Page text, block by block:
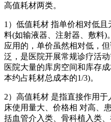
高值耗材两类。
1）低值耗材 指单价相对低
料(如输液器、注射器、敷料)
应用的，单价虽然相对低，
泛，是医院开展常规诊疗活
医院大量的库房空间和库存
本约占耗材总成本的1/3)。
2）高值耗材 是指直接作用
床使用量大、价格相 对高、
括血管介入类、骨科植入类